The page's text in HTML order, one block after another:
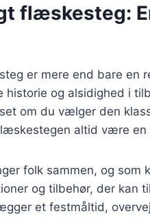
flæskesteg:
er mere end bare en
historie og alsidighed i
om du vælger den
altid være
folk sammen, og som
og tilbehør, der kan
et festmåltid,